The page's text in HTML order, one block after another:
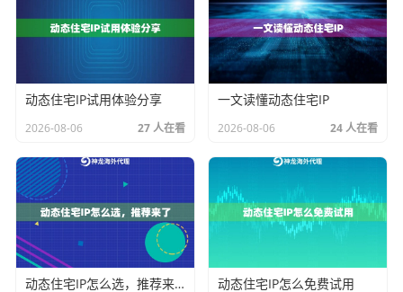
广告验证，以及某些特定平台的账号注册与维护。价格
通常比数据中心IP高。
：这类IP的有效期很短，可能几分钟到几十分
钟就会自动更换。它的优势在于每次连接都是“新面孔”，
非常适合需要频繁更换IP以避免被关联和封禁的场景，
以神龙海外动态IP
为例，它提供了清晰的方案划分：有
经济实惠的数据中心IP方案，也有真实可靠的动态住宅IP
代理方案。他们的
动态住宅IP 短效动态IP代理
地满足对IP质量有不同层次需求的用户。选择前，务必
动态住宅IP试用体验分享
2026-08-06 27 人在看
一文读懂动态住宅IP
2026-08-06 24 人在看
动态住宅IP怎么选，推荐来了 动态住宅IP怎么免费试用